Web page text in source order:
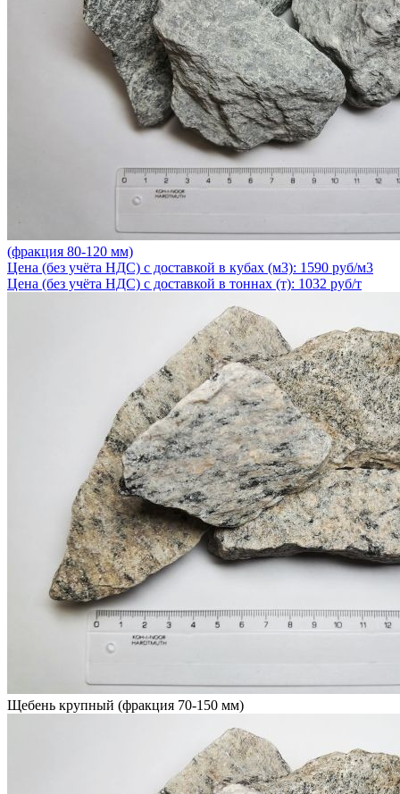
(фракция 80-120 мм)
Цена (без учёта НДС) с доставкой в кубах (м3): 1590 руб/м3
Цена (без учёта НДС) с доставкой в тоннах (т): 1032 руб/т
Щебень крупный (фракция 70-150 мм)